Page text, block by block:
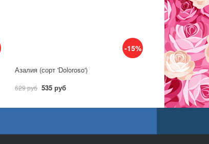
-15%
Азалия (сорт 'Doloroso')
629 руб 535 руб